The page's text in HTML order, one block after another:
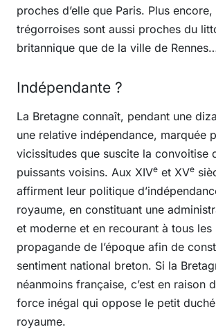
proches d’elle que Paris. Plus
trégorroises sont aussi proches du
britannique que de la ville de
Indépendante ?
La Bretagne connaît, pendant une
une relative indépendance, marquée
vicissitudes que suscite la convoitise
puissants voisins. Aux XIVe et XVe
affirment leur politique
royaume, en constituant une
et moderne et en recourant à tous les
propagande de l’époque afin de
sentiment national breton. Si la
néanmoins française, c’est en raison
force inégal qui oppose le petit
royaume.